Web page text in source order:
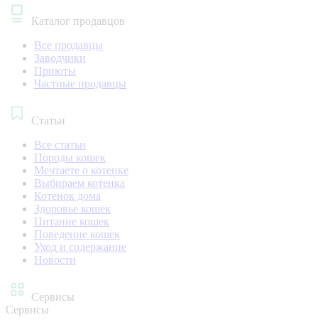
Каталог продавцов
Все продавцы
Заводчики
Приюты
Частные продавцы
Статьи
Все статьи
Породы кошек
Мечтаете о котенке
Выбираем котенка
Котенок дома
Здоровье кошек
Питание кошек
Поведение кошек
Уход и содержание
Новости
Сервисы
Сервисы